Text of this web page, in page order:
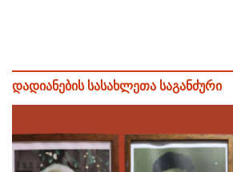
დადიანების სასახლეთა საგანძური